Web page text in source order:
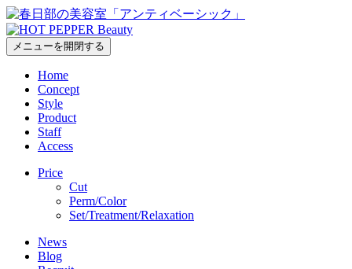
メニューを開閉する
Home
Concept
Style
Product
Staff
Access
Price
Cut
Perm/Color
Set/Treatment/Relaxation
News
Blog